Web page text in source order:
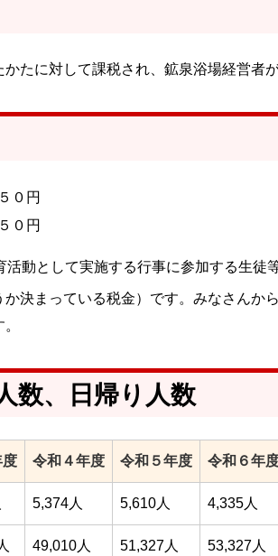
たに対して課税され、鉱泉浴場経営者
０円
０円
動として実施する行事に参加する生徒
決まっている税金）です。みなさんか
数、日帰り人数
度 令和４年度 令和５年度 令和６年
5,374人 5,610人 4,335人
49,010人 51,327人 53,327人